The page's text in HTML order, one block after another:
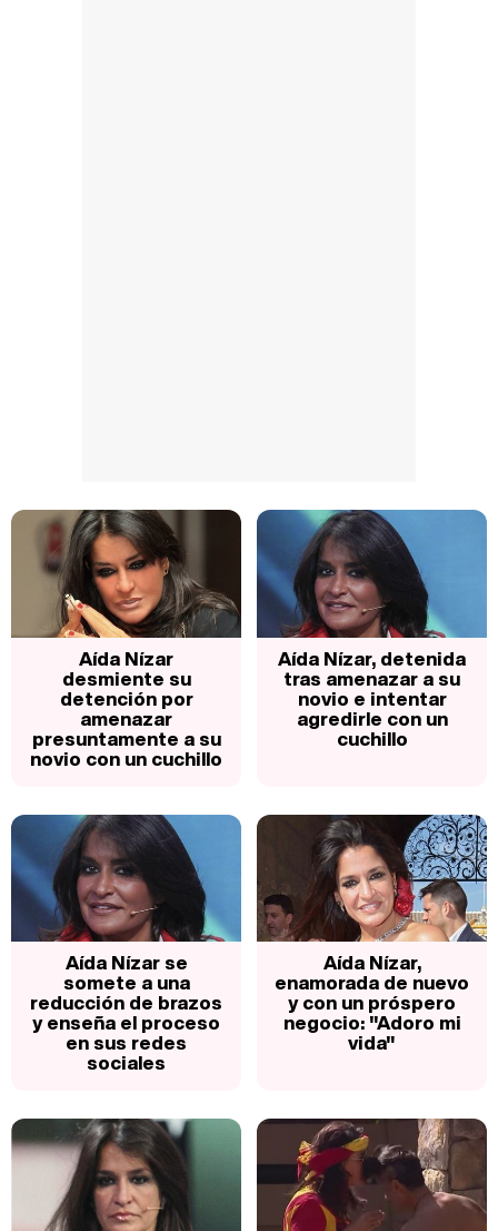
Aída Nízar
desmiente su
detención por
amenazar
presuntamente a su
novio con un cuchillo
Aída Nízar, detenida
tras amenazar a su
novio e intentar
agredirle con un
cuchillo
Aída Nízar se
somete a una
reducción de brazos
y enseña el proceso
en sus redes
sociales
Aída Nízar,
enamorada de nuevo
y con un próspero
negocio: "Adoro mi
vida"